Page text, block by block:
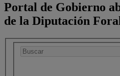
Portal de Gobierno
de la Diputación